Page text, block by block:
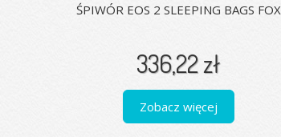
ŚPIWÓR EOS 2 SLEEPING BAGS FOX
336,22 zł
Zobacz więcej